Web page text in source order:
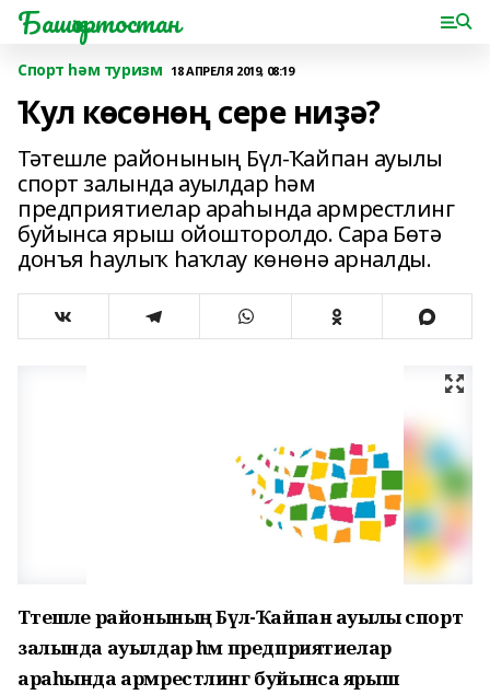
Башҡортостан
Спорт һәм туризм 18 АПРЕЛЯ 2019, 08:19
Ҡул көсөнөң сере ниҙә?
Тәтешле районының Бүл-Ҡайпан ауылы
спорт залында ауылдар һәм
предприятиелар араһында армрестлинг
буйынса ярыш ойошторолдо. Сара Бөтә
донъя һаулыҡ һаҡлау көнөнә арналды.
Тәтешле районының Бүл-Ҡайпан ауылы спорт
залында ауылдар һәм предприятиелар
араһында армрестлинг буйынса ярыш